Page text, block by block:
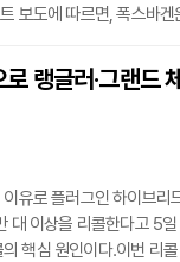
보도에 따르면, 폭스바
라이즌 로보틱스의 합작
최초의 시스템 온 칩
마트 커넥티드 차량을 위
로 랭글러·그랜드
유로 플러그인 하이브
이상을 리콜한다고 5일
핵심 원인이다.이번 리